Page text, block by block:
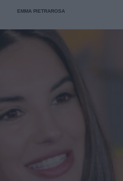
EMMA PIETRAROSA